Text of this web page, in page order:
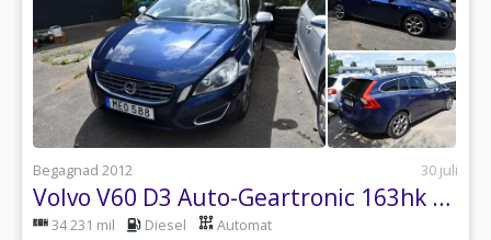
Begagnad 2012 30 juli
Volvo V60 D3 Auto-Geartronic 163hk Ocean Race
34 231 mil Diesel Automat